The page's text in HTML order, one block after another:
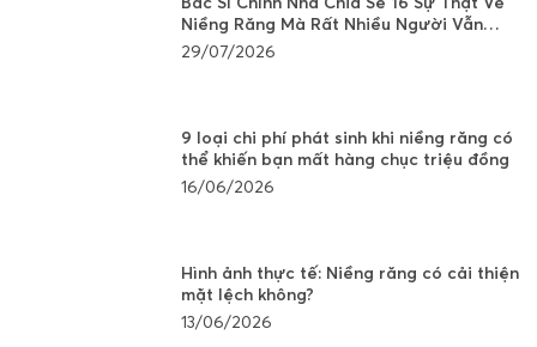
Niềng Răng Mà Rất Nhiều Người Vẫn
Đang Hiểu Sai
29/07/2026
9 loại chi phí phát sinh khi niềng răng có
thể khiến bạn mất hàng chục triệu đồng
16/06/2026
Hình ảnh thực tế: Niềng răng có cải thiện
mặt lệch không?
13/06/2026